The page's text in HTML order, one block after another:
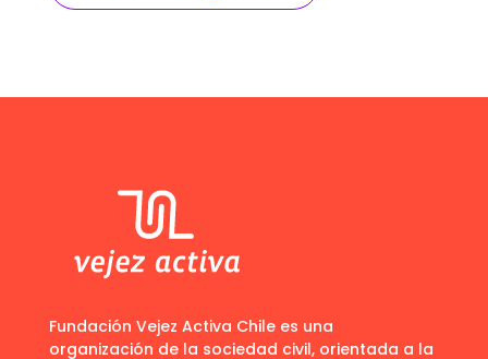
Fundación Vejez Activa Chile es una
organización de la sociedad civil, orientada a la